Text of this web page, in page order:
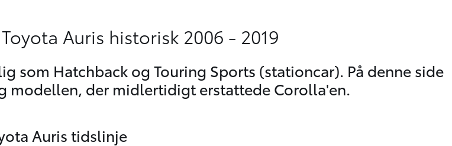
Auris historisk 2006 - 2019
Hatchback og Touring Sports (stationcar). På denne side
modellen, der midlertidigt erstattede Corolla'en.
Auris tidslinje